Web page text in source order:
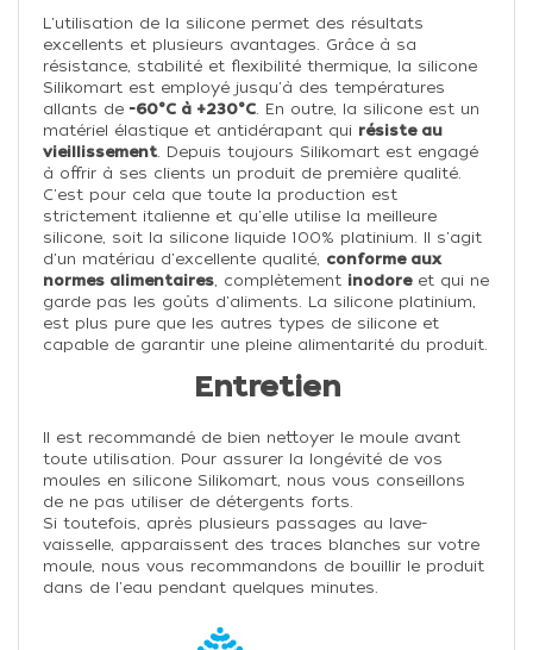
L'utilisation de la silicone permet des résultats
excellents et plusieurs avantages. Grâce à sa
résistance, stabilité et flexibilité thermique, la silicone
Silikomart est employé jusqu'à des températures
allants de -60°C à +230°C. En outre, la silicone est un
matériel élastique et antidérapant qui résiste au
vieillissement. Depuis toujours Silikomart est engagé
à offrir à ses clients un produit de première qualité.
C'est pour cela que toute la production est
strictement italienne et qu'elle utilise la meilleure
silicone, soit la silicone liquide 100% platinium. Il s'agit
d'un matériau d'excellente qualité, conforme aux
normes alimentaires, complètement inodoreet qui ne
garde pas les goûts d'aliments. La silicone platinium,
est plus pure que les autres types de silicone et
capable de garantir une pleine alimentarité du produit.
Entretien
Il est recommandé de bien nettoyer le moule avant
toute utilisation. Pour assurer la longévité de vos
moules en silicone Silikomart, nous vous conseillons
de ne pas utiliser de détergents forts.
Si toutefois, après plusieurs passages au lave-
vaisselle, apparaissent des traces blanches sur votre
moule, nous vous recommandons de bouillir le produit
dans de l'eau pendant quelques minutes.